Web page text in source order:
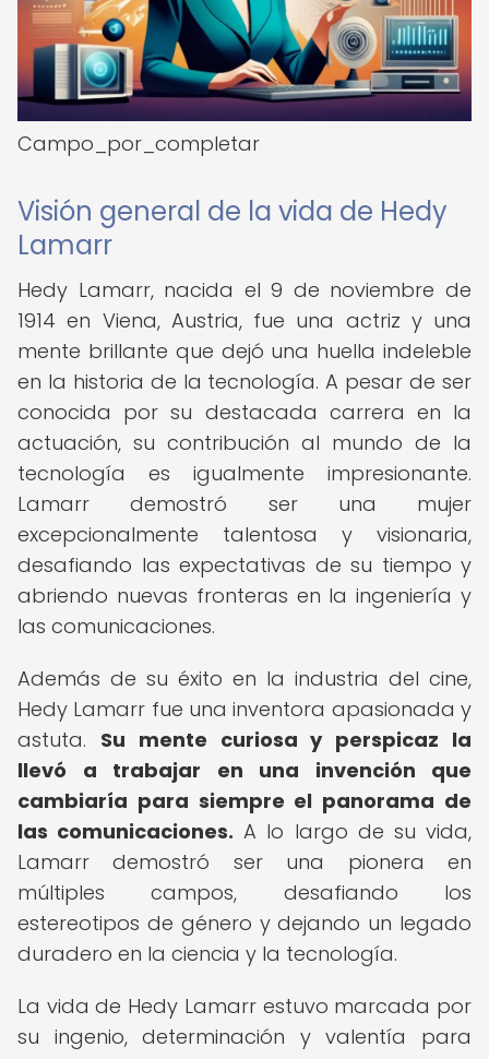
Campo_por_completar
Visión general de la vida de Hedy
Lamarr
Hedy Lamarr, nacida el 9 de noviembre de
1914 en Viena, Austria, fue una actriz y una
mente brillante que dejó una huella indeleble
en la historia de la tecnología. A pesar de ser
conocida por su destacada carrera en la
actuación, su contribución al mundo de la
tecnología es igualmente impresionante.
Lamarr demostró ser una mujer
excepcionalmente talentosa y visionaria,
desafiando las expectativas de su tiempo y
abriendo nuevas fronteras en la ingeniería y
las comunicaciones.
Además de su éxito en la industria del cine,
Hedy Lamarr fue una inventora apasionada y
astuta. Su mente curiosa y perspicaz la
llevó a trabajar en una invención que
cambiaría para siempre el panorama de
las comunicaciones. A lo largo de su vida,
Lamarr demostró ser una pionera en
múltiples campos, desafiando los
estereotipos de género y dejando un legado
duradero en la ciencia y la tecnología.
La vida de Hedy Lamarr estuvo marcada por
su ingenio, determinación y valentía para